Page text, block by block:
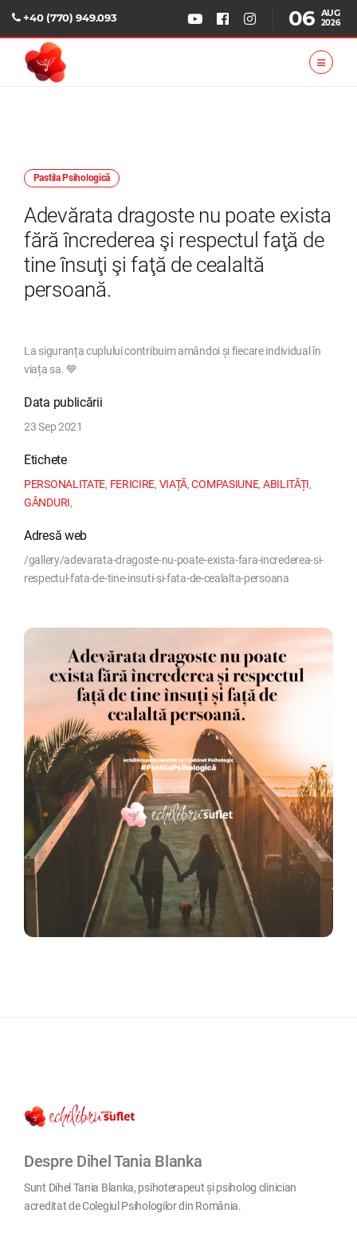
+40 (770) 949.093 06 AUG
2026
Pastila Psihologică
Adevărata dragoste nu poate exista
fără încrederea şi respectul faţă de
tine însuţi şi faţă de cealaltă
persoană.
La siguranța cuplului contribuim amândoi și fiecare individual în
viața sa. 💙
Data publicării
23 Sep 2021
Etichete
PERSONALITATE, FERICIRE, VIAȚĂ,COMPASIUNE, ABILITĂȚI,
GÂNDURI,
Adresă web
/gallery/adevarata-dragoste-nu-poate-exista-fara-increderea-si-
respectul-fata-de-tine-insuti-si-fata-de-cealalta-persoana
Despre Dihel Tania Blanka
Sunt Dihel Tania Blanka, psihoterapeut și psiholog clinician
acreditat de Colegiul Psihologilor din România.